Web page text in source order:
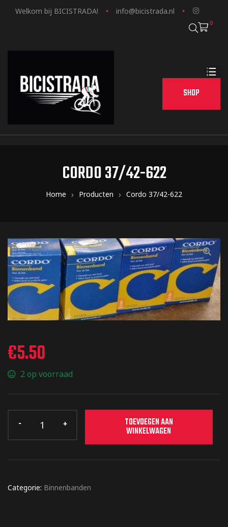
Welkom bij BICISTRADA! info@bicistrada.nl
0
SHOP
CORDO 37/42-622
Home Producten Cordo 37/42-622
🔍
€5.50
2 op voorraad
TOEVOEGEN AAN
WINKELWAGEN
Categorie: Binnenbanden